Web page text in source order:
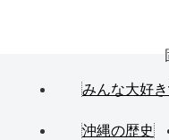
みんな大好
沖縄の歴史